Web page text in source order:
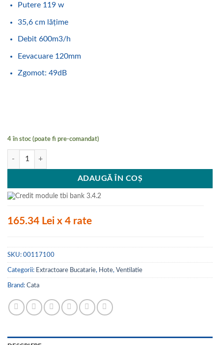
Putere 119 w
35,6 cm lățime
Debit 600m3/h
Eevacuare 120mm
Zgomot: 49dB
4 în stoc (poate fi pre-comandat)
Cantitate Profesional 750 L, CATA, Extractor centrifugal, 600 m3/h,
ADAUGĂ ÎN COȘ
165.34 Lei x 4 rate
SKU: 00117100
Categorii: Extractoare Bucatarie, Hote, Ventilatie
Brand: Cata